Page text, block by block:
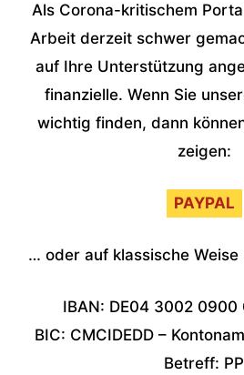
Als Corona-kritischem
Arbeit derzeit schwer
auf Ihre Unterstützung
finanzielle. Wenn Sie
wichtig finden, dann
zeigen:
PAYPAL
… oder auf klassische Weise
IBAN: DE04 3002 0900
BIC: CMCIDEDD –
Betreff: PP